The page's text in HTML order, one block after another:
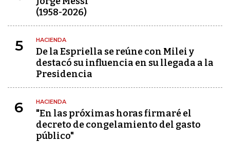
(1958-2026)
5 HACIENDA
De la Espriella se reúne con Milei y
destacó su influencia en su llegada a la
Presidencia
6 HACIENDA
"En las próximas horas firmaré el
decreto de congelamiento del gasto
público"